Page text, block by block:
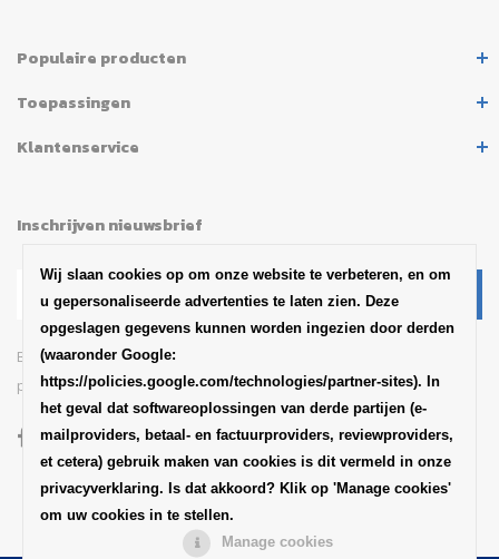
Populaire producten
Toepassingen
Klantenservice
Inschrijven nieuwsbrief
Blijf op de hoogte van het
productaankondigingen en updates van SABA
Wij slaan cookies op om onze website te verbeteren, en om
u gepersonaliseerde advertenties te laten zien. Deze
opgeslagen gegevens kunnen worden ingezien door derden
(waaronder Google:
https://policies.google.com/technologies/partner-sites). In
het geval dat softwareoplossingen van derde partijen (e-
mailproviders, betaal- en factuurproviders, reviewproviders,
et cetera) gebruik maken van cookies is dit vermeld in onze
privacyverklaring. Is dat akkoord? Klik op 'Manage cookies'
om uw cookies in te stellen.
Manage cookies